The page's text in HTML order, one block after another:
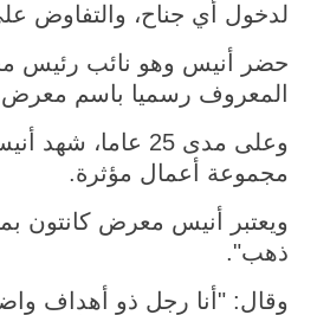
لدخول أي جناح، والتفاوض
حضر أنيس وهو نائب رئيس
المعروف رسميا باسم معرض
وعلى مدى 25
مجموعة أعمال مؤثرة.
ويعتبر أنيس معرض كانتون
ذهب".
وقال: "أنا رجل ذو أهداف